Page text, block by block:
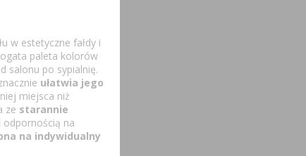
w estetyczne fałdy i
paleta kolorów
salonu po sypialnię.
ułatwia jego
miejsca niż
ze starannie
odpornością na
na indywidualny